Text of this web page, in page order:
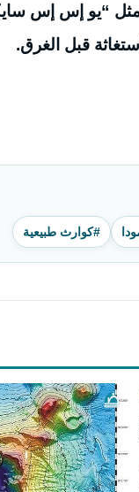
“يو إس إس
قبل الغرق.
#كوارث طبيعية